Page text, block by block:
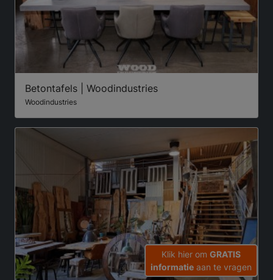
Betontafels | Woodindustries
Woodindustries
Klik hier om GRATIS
informatie aan te vragen